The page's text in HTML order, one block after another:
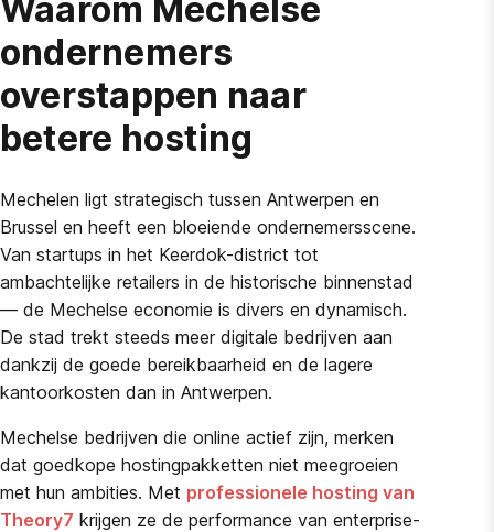
Waarom Mechelse
ondernemers
overstappen naar
betere hosting
Mechelen ligt strategisch tussen Antwerpen en
Brussel en heeft een bloeiende ondernemersscene.
Van startups in het Keerdok-district tot
ambachtelijke retailers in de historische binnenstad
— de Mechelse economie is divers en dynamisch.
De stad trekt steeds meer digitale bedrijven aan
dankzij de goede bereikbaarheid en de lagere
kantoorkosten dan in Antwerpen.
Mechelse bedrijven die online actief zijn, merken
dat goedkope hostingpakketten niet meegroeien
met hun ambities. Met professionele hosting van
Theory7 krijgen ze de performance van enterprise-